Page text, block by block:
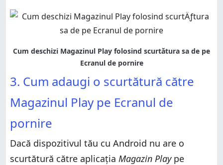
3. Cum adaugi o scurtătură către
Magazinul Play pe Ecranul de
pornire
Dacă dispozitivul tău cu Android nu are o
scurtătură către aplicația Magazin Plaype